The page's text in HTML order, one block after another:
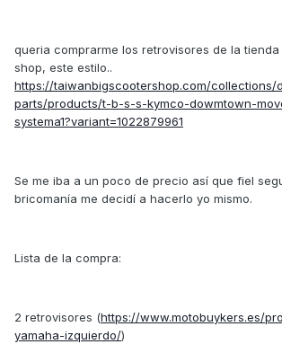
queria comprarme los retrovisores de la
shop, este estilo..
https://taiwanbigscootershop.com/collections/
parts/products/t-b-s-s-kymco-dowmtown-
systema1?variant=1022879961
Se me iba a un poco de precio así que fiel
bricomanía me decidí a hacerlo yo mismo.
Lista de la compra:
2 retrovisores (https://www.motobuykers.es/
yamaha-izquierdo/)